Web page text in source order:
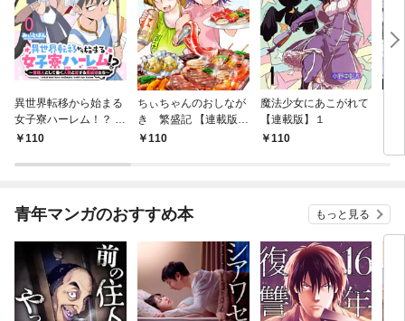
異世界転移から始まる
女子寮ハーレム！？ ～
管理人として働く人間
【連載版】０
110
ちぃちゃんのおしなが
き 繁盛記 【連載版】
１110
魔法少女にあこがれて
【連載版】１
110
青年マンガのおすすめ本 もっと見る